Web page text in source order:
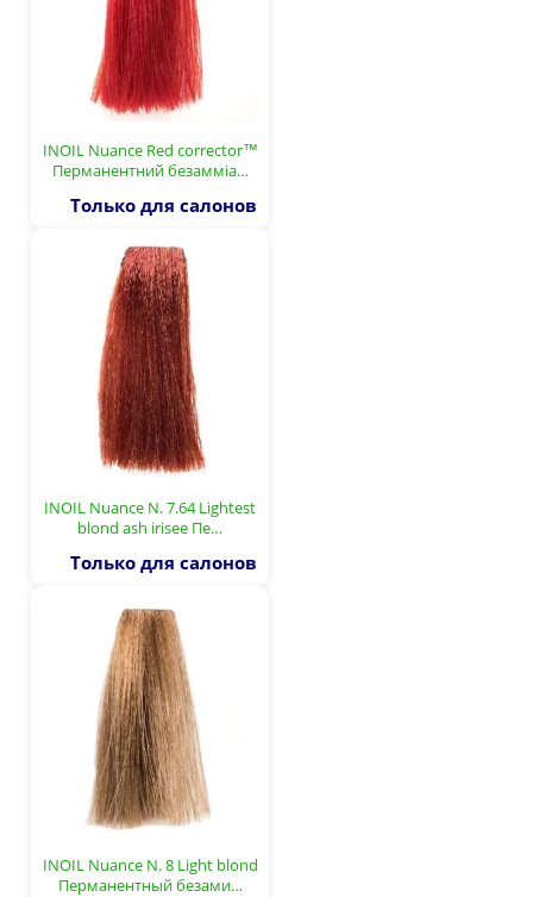
INOIL Nuance Red corrector™
Перманентний безамміа…
Только для салонов
INOIL Nuance N. 7.64 Lightest
blond ash irisee Пе…
Только для салонов
INOIL Nuance N. 8 Light blond
Перманентный безами…